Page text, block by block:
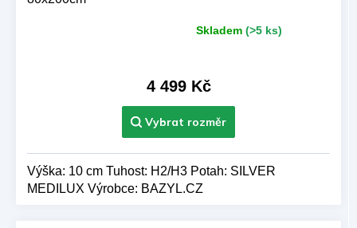
Skladem (>5 ks)
4 499 Kč
Výška: 10 cm Tuhost: H2/H3 Potah: SILVER
MEDILUX Výrobce: BAZYL.CZ